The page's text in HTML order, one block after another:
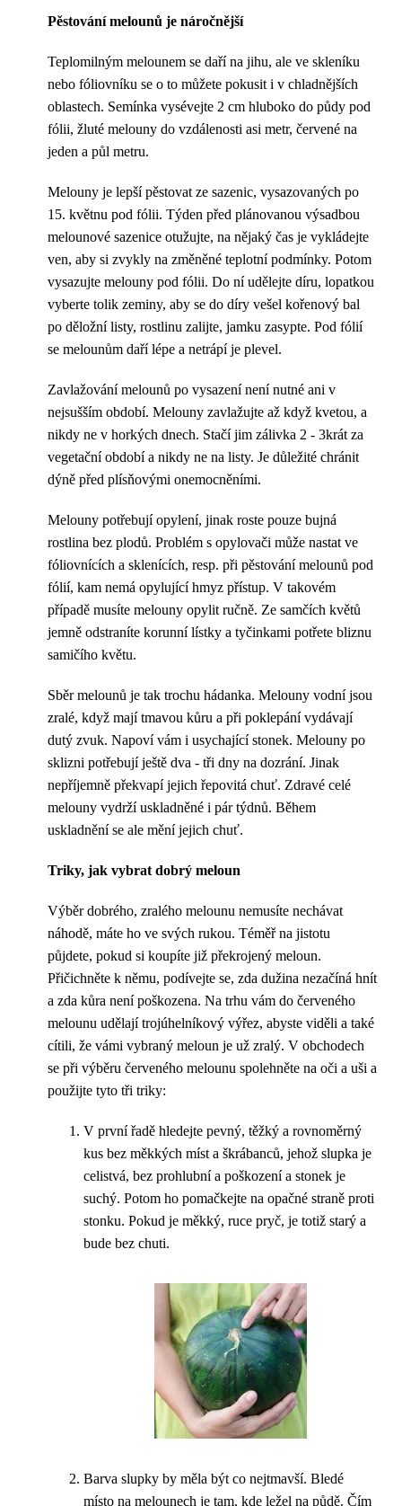
Pěstování melounů je náročnější
Teplomilným melounem se daří na jihu, ale ve skleníku
nebo fóliovníku se o to můžete pokusit i v chladnějších
oblastech. Semínka vysévejte 2 cm hluboko do půdy pod
fólii, žluté melouny do vzdálenosti asi metr, červené na
jeden a půl metru.
Melouny je lepší pěstovat ze sazenic, vysazovaných po
15. květnu pod fólii. Týden před plánovanou výsadbou
melounové sazenice otužujte, na nějaký čas je vykládejte
ven, aby si zvykly na změněné teplotní podmínky. Potom
vysazujte melouny pod fólii. Do ní udělejte díru, lopatkou
vyberte tolik zeminy, aby se do díry vešel kořenový bal
po děložní listy, rostlinu zalijte, jamku zasypte. Pod fólií
se melounům daří lépe a netrápí je plevel.
Zavlažování melounů po vysazení není nutné ani v
nejsušším období. Melouny zavlažujte až když kvetou, a
nikdy ne v horkých dnech. Stačí jim zálivka 2 - 3krát za
vegetační období a nikdy ne na listy. Je důležité chránit
dýně před plísňovými onemocněními.
Melouny potřebují opylení, jinak roste pouze bujná
rostlina bez plodů. Problém s opylovači může nastat ve
fóliovnících a sklenících, resp. při pěstování melounů pod
fólií, kam nemá opylující hmyz přístup. V takovém
případě musíte melouny opylit ručně. Ze samčích květů
jemně odstraníte korunní lístky a tyčinkami potřete bliznu
samičího květu.
Sběr melounů je tak trochu hádanka. Melouny vodní jsou
zralé, když mají tmavou kůru a při poklepání vydávají
dutý zvuk. Napoví vám i usychající stonek. Melouny po
sklizni potřebují ještě dva - tři dny na dozrání. Jinak
nepříjemně překvapí jejich řepovitá chuť. Zdravé celé
melouny vydrží uskladněné i pár týdnů. Během
uskladnění se ale mění jejich chuť.
Triky, jak vybrat dobrý meloun
Výběr dobrého, zralého melounu nemusíte nechávat
náhodě, máte ho ve svých rukou. Téměř na jistotu
půjdete, pokud si koupíte již překrojený meloun.
Přičichněte k němu, podívejte se, zda dužina nezačíná hnít
a zda kůra není poškozena. Na trhu vám do červeného
melounu udělají trojúhelníkový výřez, abyste viděli a také
cítili, že vámi vybraný meloun je už zralý. V obchodech
se při výběru červeného melounu spolehněte na oči a uši a
použijte tyto tři triky:
V první řadě hledejte pevný, těžký a rovnoměrný
kus bez měkkých míst a škrábanců, jehož slupka je
celistvá, bez prohlubní a poškození a stonek je
suchý. Potom ho pomačkejte na opačné straně proti
stonku. Pokud je měkký, ruce pryč, je totiž starý a
bude bez chuti.
Barva slupky by měla být co nejtmavší. Bledé
místo na melounech je tam, kde ležel na půdě. Čím